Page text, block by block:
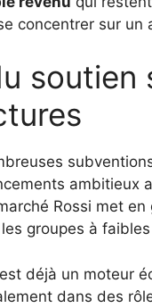
concentrer sur un
ambitieux
marché Rossi met
groupes à
déjà un moteur
dans des